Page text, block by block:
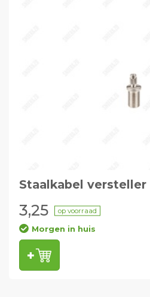
Staalkabel
3,25 op voorraad
Morgen in huis